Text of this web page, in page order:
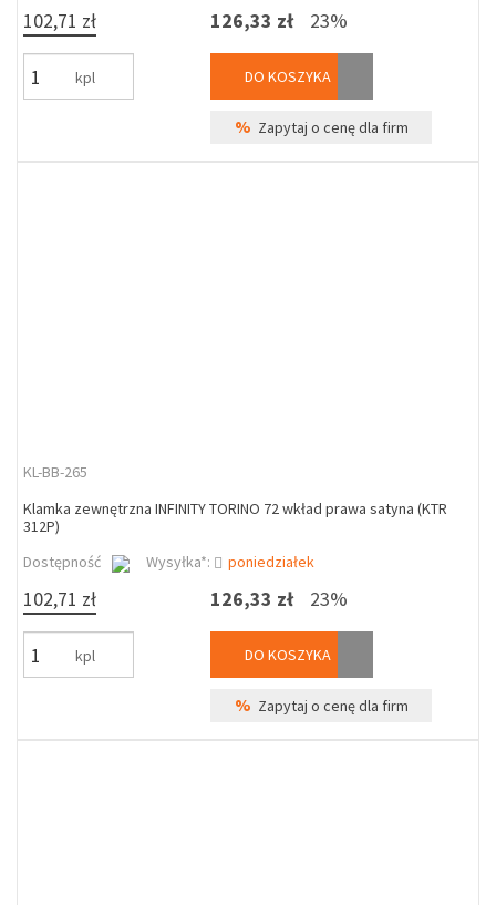
102,71 zł
kpl
126,33 zł 23%
DO KOSZYKA
% Zapytaj o cenę dla firm
KL-BB-265
Klamka zewnętrzna INFINITY TORINO 72 wkład prawa satyna (KTR
312P)
Dostępność
Wysyłka*: poniedziałek
102,71 zł
kpl
126,33 zł 23%
DO KOSZYKA
% Zapytaj o cenę dla firm